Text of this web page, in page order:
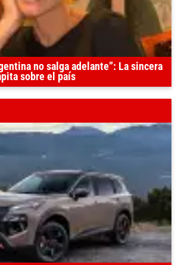
no salga adelante”: La sincera
sobre el país